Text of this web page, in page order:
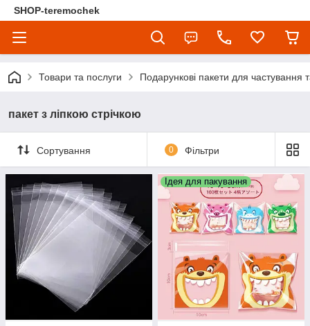
SHOP-teremochek
Товари та послуги Подарункові пакети для частування
пакет з ліпкою стрічкою
Сортування 0 Фільтри
Ідея для пакування